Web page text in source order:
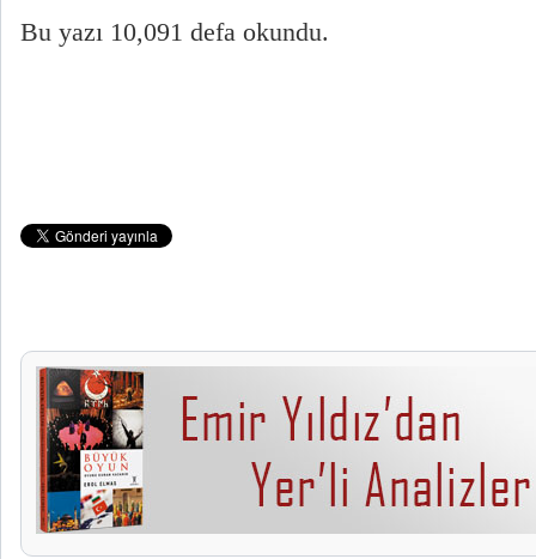
Bu yazı 10,091 defa okundu.